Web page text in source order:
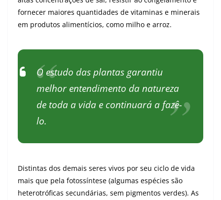
fornecer maiores quantidades de vitaminas e minerais
em produtos alimentícios, como milho e arroz.
O estudo das plantas garantiu
melhor entendimento da natureza
de toda a vida e continuará a fazê-
lo.
Distintas dos demais seres vivos por seu ciclo de vida
mais que pela fotossíntese (algumas espécies são
heterotróficas secundárias, sem pigmentos verdes). As